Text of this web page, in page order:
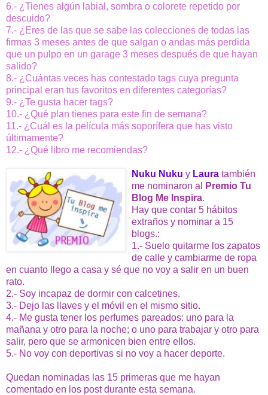
6.- ¿Tienes algún labial, sombra o colorete repetido por
descuido?
7.- ¿Eres de las que se sabe las colecciones de todas las
firmas 3 meses antes de que salgan o andas más perdida
que un pulpo en un garage 3 meses después de que hayan
salido?
8.- ¿Cuántas veces has contestado tags cuya pregunta
principal eran tus favoritos en diferentes categorías?
9.- ¿Te gusta hacer tags?
10.- ¿Qué plan tienes para este fin de semana?
11.- ¿Cuál es la película más soporífera que has visto
últimamente?
12.- ¿Qué libro me recomiendas?
Nuku Nuku y Laura también
me nominaron al
Premio Tu
Blog Me Inspira.
Hay que contar 5 hábitos
extraños y nominar a 15
blogs.:
1.- Suelo quitarme los zapatos
de calle y cambiarme de ropa
en cuanto llego a casa y sé que no voy a salir en un buen
rato.
2.- Soy incapaz de dormir con calcetines.
3.- Dejo las llaves y el móvil en el mismo sitio.
4.- Me gusta tener los perfumes pareados: uno para la
mañana y otro para la noche; o uno para trabajar y otro para
salir, pero que se armonicen bien entre ellos.
5.- No voy con deportivas si no voy a hacer deporte.
Quedan nominadas las 15 primeras que me hayan
comentado en los post durante esta semana.